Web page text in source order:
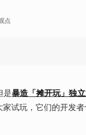
点
是暴造「摊开玩」独
试玩，它们的开发